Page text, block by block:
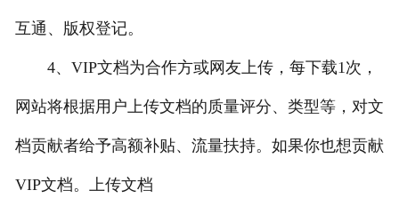
互通、版权登记。
4、VIP文档为合作方或网友上传，每下载1次，
网站将根据用户上传文档的质量评分、类型等，对文
档贡献者给予高额补贴、流量扶持。如果你也想贡献
VIP文档。上传文档